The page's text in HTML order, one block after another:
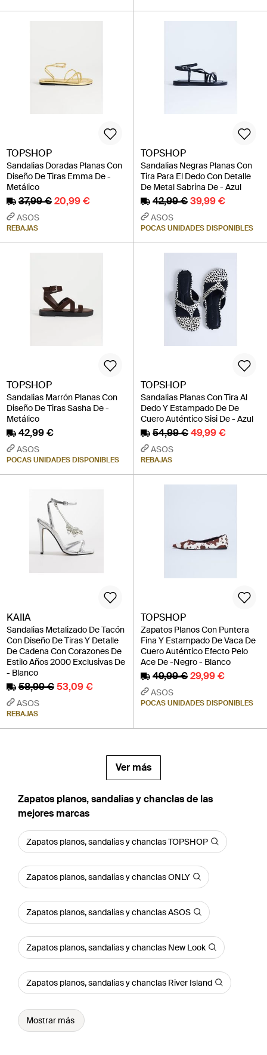
TOPSHOP
Sandalias Doradas Planas Con
Diseño De Tiras Emma De -
Metálico
37,99 €20,99 €
ASOS
REBAJAS
TOPSHOP
Sandalias Negras Planas Con
Tira Para El Dedo Con Detalle
De Metal Sabrina De - Azul
42,99 €39,99 €
ASOS
POCAS UNIDADES DISPONIBLES
TOPSHOP
Sandalias Marrón Planas Con
Diseño De Tiras Sasha De -
Metálico
42,99 €
ASOS
POCAS UNIDADES DISPONIBLES
TOPSHOP
Sandalias Planas Con Tira Al
Dedo Y Estampado De De
Cuero Auténtico Sisi De - Azul
54,99 €49,99 €
ASOS
REBAJAS
KAIIA
Sandalias Metalizado De Tacón
Con Diseño De Tiras Y Detalle
De Cadena Con Corazones De
Estilo Años 2000 Exclusivas De
- Blanco
58,99 €53,09 €
ASOS
REBAJAS
TOPSHOP
Zapatos Planos Con Puntera
Fina Y Estampado De Vaca De
Cuero Auténtico Efecto Pelo
Ace De -Negro - Blanco
49,99 €29,99 €
ASOS
POCAS UNIDADES DISPONIBLES
Ver más
Zapatos planos, sandalias y chanclas de las
mejores marcas
Zapatos planos, sandalias y chanclas TOPSHOP
Zapatos planos, sandalias y chanclas ONLY
Zapatos planos, sandalias y chanclas ASOS
Zapatos planos, sandalias y chanclas New Look
Zapatos planos, sandalias y chanclas River Island
Mostrar más